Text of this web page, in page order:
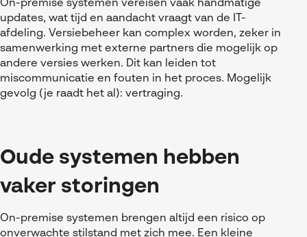
On-premise systemen vereisen vaak handmatige
updates, wat tijd en aandacht vraagt van de IT-
afdeling. Versiebeheer kan complex worden, zeker in
samenwerking met externe partners die mogelijk op
andere versies werken. Dit kan leiden tot
miscommunicatie en fouten in het proces. Mogelijk
gevolg (je raadt het al): vertraging.
Oude systemen hebben
vaker storingen
On-premise systemen brengen altijd een risico op
onverwachte stilstand met zich mee. Een kleine